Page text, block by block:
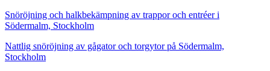
Snöröjning och halkbekämpning av trappor och entréer i
Södermalm, Stockholm
Nattlig snöröjning av gågator och torgytor på Södermalm,
Stockholm